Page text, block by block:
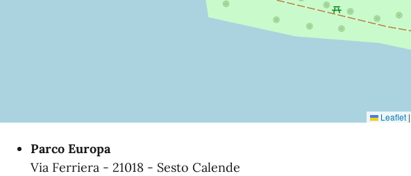
Leaflet |
Parco Europa
Via Ferriera - 21018 - Sesto Calende